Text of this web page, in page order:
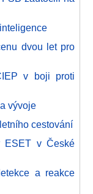
dvou let pro
v boji proti
vývoje
cestování
ESET v České
a reakce